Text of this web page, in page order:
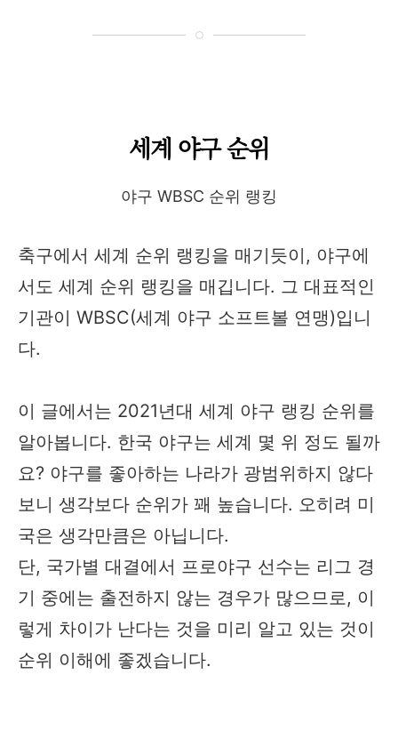
세계 야구 순위
야구 WBSC 순위 랭킹
축구에서 세계 순위 랭킹을 매기듯이, 야구에
서도 세계 순위 랭킹을 매깁니다. 그 대표적인
기관이 WBSC(세계 야구 소프트볼 연맹)입니
다.
이 글에서는 2021년대 세계 야구 랭킹 순위를
알아봅니다. 한국 야구는 세계 몇 위 정도 될까
요? 야구를 좋아하는 나라가 광범위하지 않다
보니 생각보다 순위가 꽤 높습니다. 오히려 미
국은 생각만큼은 아닙니다.
단, 국가별 대결에서 프로야구 선수는 리그 경
기 중에는 출전하지 않는 경우가 많으므로, 이
렇게 차이가 난다는 것을 미리 알고 있는 것이
순위 이해에 좋겠습니다.